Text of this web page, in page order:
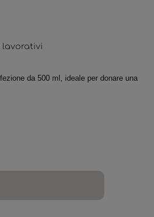
lavorativi
da 500 ml, ideale per donare una